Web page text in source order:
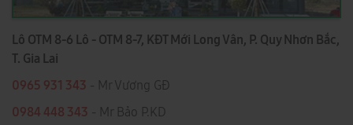
Lô OTM 8-6 Lô - OTM 8-7, KĐT Mới Long Vân, P. Quy Nhơn Bắc,
T. Gia Lai
0965 931 343 - Mr Vương GĐ
0984 448 343 - Mr Bảo P.KD